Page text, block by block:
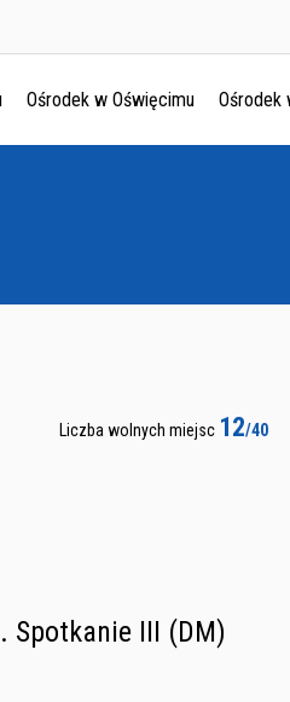
Ośrodek w Oświęcimu Ośrodek
Liczba wolnych miejsc 12/40
Spotkanie III (DM)